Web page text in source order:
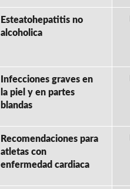
Esteatohepatitis no
alcoholica
Infecciones graves en
la piel y en partes
blandas
Recomendaciones para
atletas con
enfermedad cardiaca